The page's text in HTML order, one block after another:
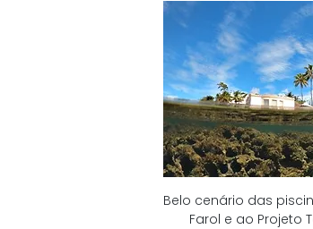
Belo cenário das
Farol e ao Projeto